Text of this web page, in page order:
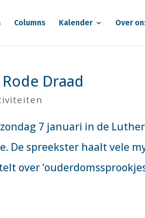
Columns Kalender Over
Draad
7 januari in de
De spreekster haalt vele
over